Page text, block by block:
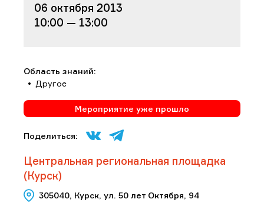
06 октября 2013
10:00 — 13:00
Область знаний:
Другое
Мероприятие уже прошло
Поделиться:
Центральная региональная площадка
(Курск)
305040, Курск, ул. 50 лет Октября, 94